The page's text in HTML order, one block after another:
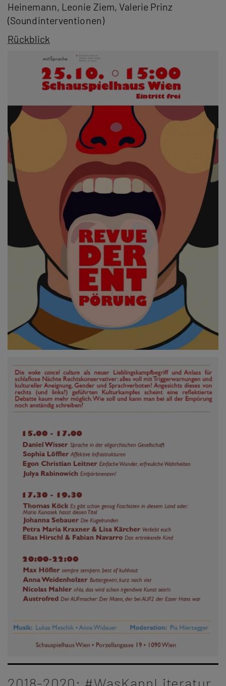
Heinemann, Leonie Ziem, Valerie Prinz
(Soundinterventionen)
Rückblick